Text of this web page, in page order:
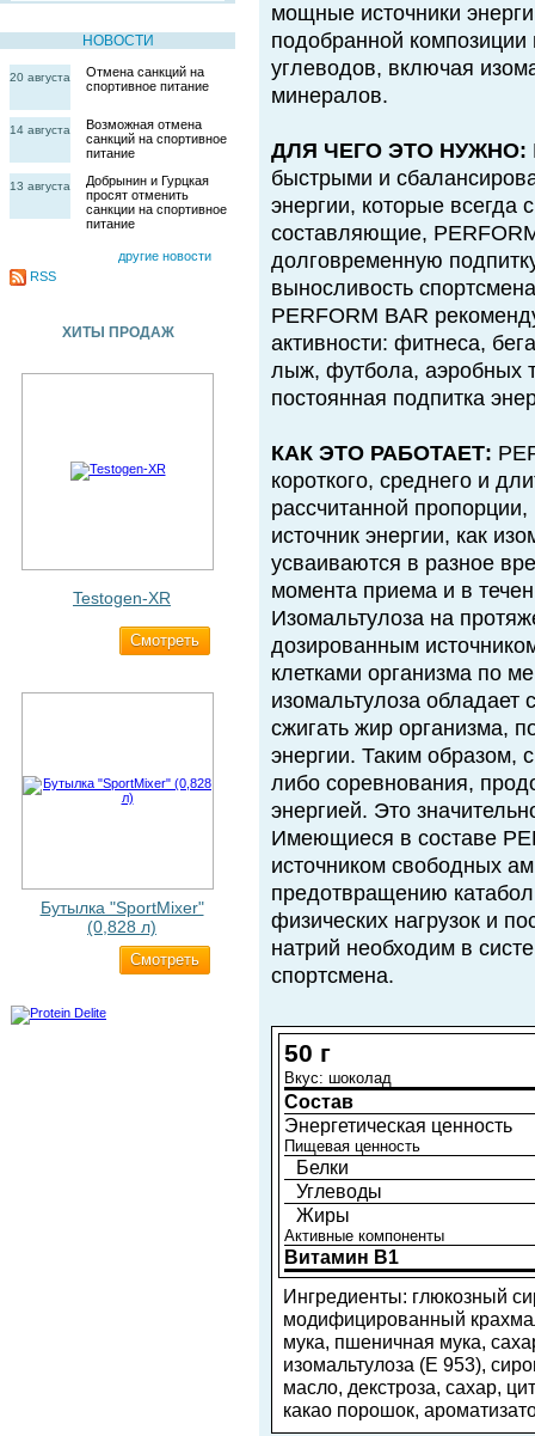
НОВОСТИ
20 августа
Отмена санкций на
спортивное питание
14 августа
Возможная отмена
санкций на спортивное
питание
13 августа
Добрынин и Гурцкая
просят отменить
санкции на спортивное
питание
другие новости
RSS
ХИТЫ ПРОДАЖ
Testogen-XR
Cмотреть
Бутылка "SportMixer"
(0,828 л)
Cмотреть
мощные источники
подобранной
углеводов, включая
минералов.
ДЛЯ ЧЕГО ЭТО НУЖНО:
быстрыми и
энергии, которые всегда
составляющие,
долговременную
выносливость
PERFORM BAR
активности: фитнеса,
лыж, футбола, аэробных
постоянная подпитка
КАК ЭТО РАБОТАЕТ:
короткого, среднего и
рассчитанной
источник энергии, как
усваиваются в разное
момента приема и в
Изомальтулоза на
дозированным
клетками организма по
изомальтулоза обладает
сжигать жир организма,
энергии. Таким образом,
либо соревнования,
энергией. Это
Имеющиеся в составе
источником свободных
предотвращению
физических нагрузок и
натрий необходим в
спортсмена.
50 г
Вкус: шоколад
Состав
Энергетическая ценность
Пищевая ценность
Белки
Углеводы
Жиры
Активные компоненты
Витамин B1
Ингредиенты: глюкозный
модифицированный
мука, пшеничная мука,
изомальтулоза (Е 953),
масло, декстроза, сахар,
какао порошок,